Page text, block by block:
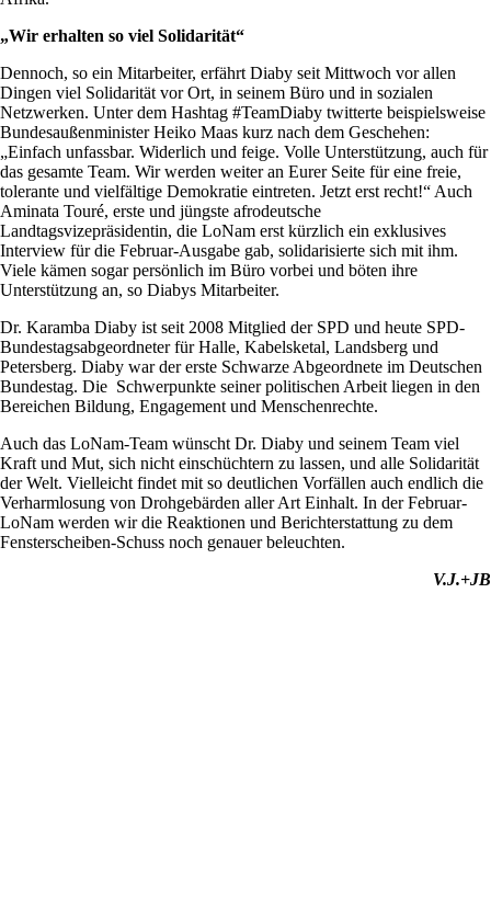
„Wir erhalten so viel Solidarität“
Dennoch, so ein Mitarbeiter, erfährt Diaby seit Mittwoch vor allen
Dingen viel Solidarität vor Ort, in seinem Büro und in sozialen
Netzwerken. Unter dem Hashtag #TeamDiaby twitterte beispielsweise
Bundesaußenminister Heiko Maas kurz nach dem Geschehen:
„Einfach unfassbar. Widerlich und feige. Volle Unterstützung, auch für
das gesamte Team. Wir werden weiter an Eurer Seite für eine freie,
tolerante und vielfältige Demokratie eintreten. Jetzt erst recht!“ Auch
Aminata Touré, erste und jüngste afrodeutsche
Landtagsvizepräsidentin, die LoNam erst kürzlich ein exklusives
Interview für die Februar-Ausgabe gab, solidarisierte sich mit ihm.
Viele kämen sogar persönlich im Büro vorbei und böten ihre
Unterstützung an, so Diabys Mitarbeiter.
Dr. Karamba Diaby ist seit 2008 Mitglied der SPD und heute SPD-
Bundestagsabgeordneter für Halle, Kabelsketal, Landsberg und
Petersberg. Diaby war der erste Schwarze Abgeordnete im Deutschen
Bundestag. Die Schwerpunkte seiner politischen Arbeit liegen in den
Bereichen Bildung, Engagement und Menschenrechte.
Auch das LoNam-Team wünscht Dr. Diaby und seinem Team viel
Kraft und Mut, sich nicht einschüchtern zu lassen, und alle Solidarität
der Welt. Vielleicht findet mit so deutlichen Vorfällen auch endlich die
Verharmlosung von Drohgebärden aller Art Einhalt. In der Februar-
LoNam werden wir die Reaktionen und Berichterstattung zu dem
Fensterscheiben-Schuss noch genauer beleuchten.
V.J.+JB